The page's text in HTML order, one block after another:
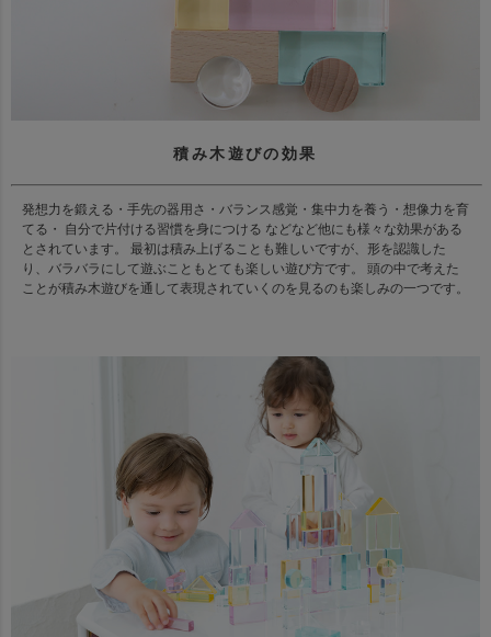
積み木遊びの効果
発想力を鍛える・手先の器用さ・バランス感覚・集中力を養う・想像力を育
てる・ 自分で片付ける習慣を身につける などなど他にも様々な効果がある
とされています。 最初は積み上げることも難しいですが、形を認識した
り、バラバラにして遊ぶこともとても楽しい遊び方です。 頭の中で考えた
ことが積み木遊びを通して表現されていくのを見るのも楽しみの一つです。